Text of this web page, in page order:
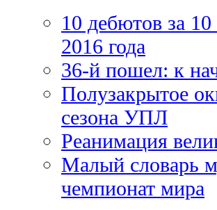
10 дебютов за
2016 года
36-й пошел: к
Полузакрытое
сезона УПЛ
Реанимация
Малый словарь
чемпионат мира